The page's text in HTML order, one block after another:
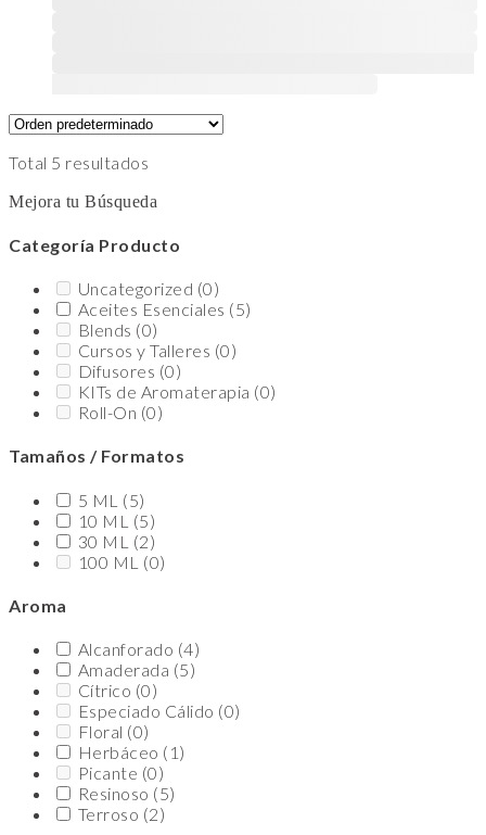
Total 5 resultados
Mejora tu Búsqueda
Categoría Producto
Uncategorized (0)
Aceites Esenciales (5)
Blends (0)
Cursos y Talleres (0)
Difusores (0)
KITs de Aromaterapia (0)
Roll-On (0)
Tamaños / Formatos
5 ML (5)
10 ML (5)
30 ML (2)
100 ML (0)
Aroma
Alcanforado (4)
Amaderada (5)
Cítrico (0)
Especiado Cálido (0)
Floral (0)
Herbáceo (1)
Picante (0)
Resinoso (5)
Terroso (2)